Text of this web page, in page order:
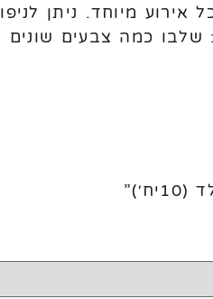
מיוחד. ניתן
שלבו כמה צבעים